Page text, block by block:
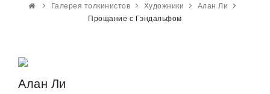
Галерея толкинистов Художники
Алан Ли
Прощание с Гэндальфом
Алан Ли